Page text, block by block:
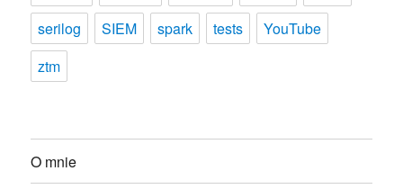
serilog
SIEM spark tests
YouTube
ztm
O mnie